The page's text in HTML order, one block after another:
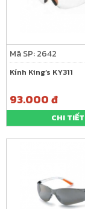
Mã SP: 2642
Kính King’s KY311
93.000 đ
CHI TIẾT